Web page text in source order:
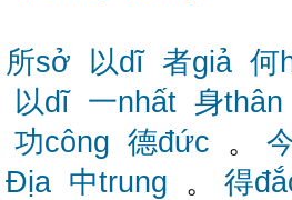
所sở 以dĩ 者giả 何
以dĩ 一nhất 身thân
功công 德đức 。
Địa 中trung 。 得